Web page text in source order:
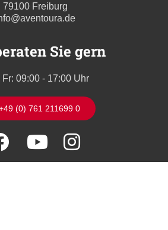
79100 Freiburg
Sie gern
Fr: 09:00 - 17:00 Uhr
(0) 761 211699 0